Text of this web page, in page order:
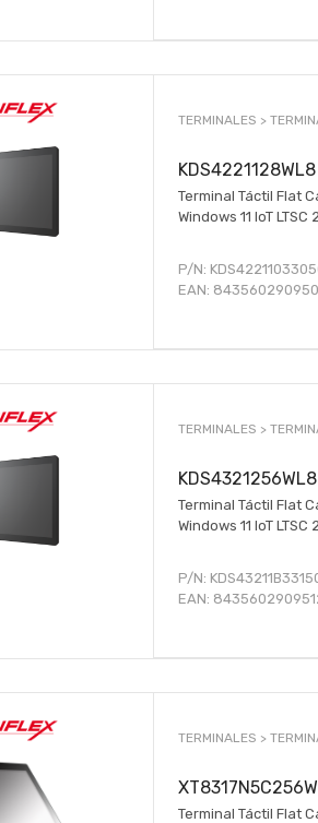
TERMINALES >
KDS4221128WL8
Terminal Táctil Flat
Windows 11 IoT LTSC
P/N:
EAN:
TERMINALES >
KDS4321256WL8
Terminal Táctil Flat
Windows 11 IoT LTSC
P/N:
EAN:
TERMINALES >
Terminal Táctil Flat